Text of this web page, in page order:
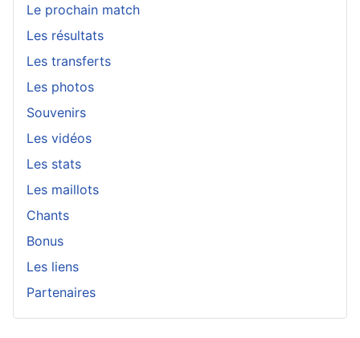
Le prochain match
Les résultats
Les transferts
Les photos
Souvenirs
Les vidéos
Les stats
Les maillots
Chants
Bonus
Les liens
Partenaires